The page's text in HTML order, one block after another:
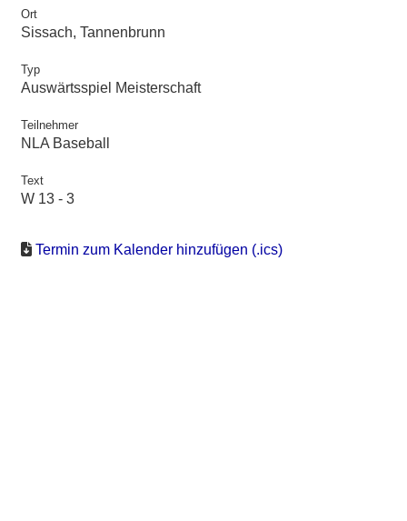
Ort
Sissach, Tannenbrunn
Typ
Auswärtsspiel Meisterschaft
Teilnehmer
NLA Baseball
Text
W 13 - 3
Termin zum Kalender hinzufügen (.ics)